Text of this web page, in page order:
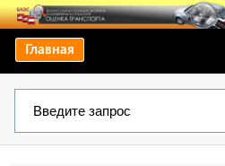
Главная